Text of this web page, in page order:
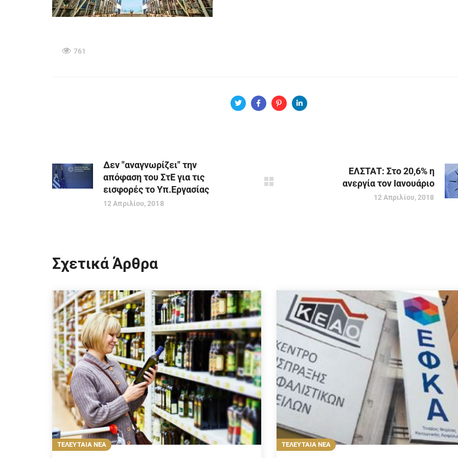
761
Δεν "αναγνωρίζει" την
απόφαση του ΣτΕ για τις
εισφορές το Υπ.Εργασίας
12 Απριλίου, 2018
ΕΛΣΤΑΤ: Στο 20,6% η
ανεργία τον Ιανουάριο
12 Απριλίου, 2018
Σχετικά Άρθρα
ΤΕΛΕΥΤΑΙΑ ΝΕΑ ΤΕΛΕΥΤΑΙΑ ΝΕΑ